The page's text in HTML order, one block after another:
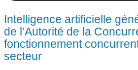
Intelligence artificielle
de l’Autorité de la
fonctionnement
secteur